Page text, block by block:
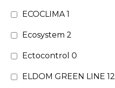
ECOCLIMA1
Ecosystem2
Ectocontrol0
ELDOM GREEN LINE12